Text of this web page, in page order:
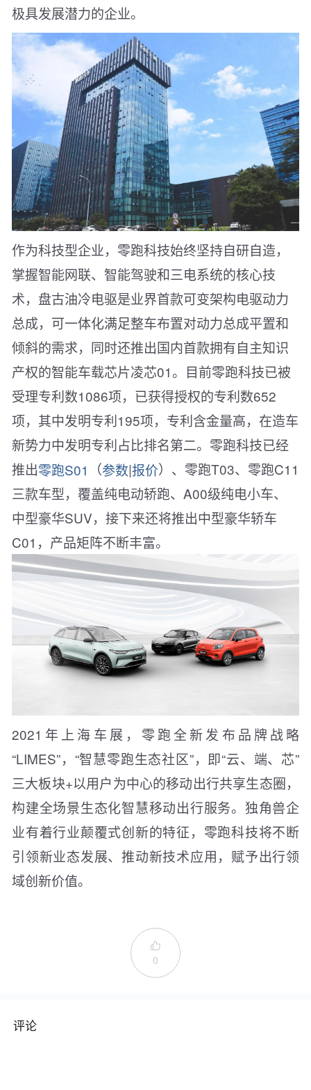
极具发展潜力的企业。
作为科技型企业，零跑科技始终坚持自研自造，
掌握智能网联、智能驾驶和三电系统的核心技
术，盘古油冷电驱是业界首款可变架构电驱动力
总成，可一体化满足整车布置对动力总成平置和
倾斜的需求，同时还推出国内首款拥有自主知识
产权的智能车载芯片凌芯01。目前零跑科技已被
受理专利数1086项，已获得授权的专利数652
项，其中发明专利195项，专利含金量高，在造车
新势力中发明专利占比排名第二。零跑科技已经
推出零跑S01 （参数|报价）、零跑T03、零跑C11
三款车型，覆盖纯电动轿跑、A00级纯电小车、
中型豪华SUV，接下来还将推出中型豪华轿车
C01，产品矩阵不断丰富。
2021年上海车展，零跑全新发布品牌战略
“LIMES”，“智慧零跑生态社区”，即“云、端、芯”
三大板块+以用户为中心的移动出行共享生态圈，
构建全场景生态化智慧移动出行服务。独角兽企
业有着行业颠覆式创新的特征，零跑科技将不断
引领新业态发展、推动新技术应用，赋予出行领
域创新价值。

0
评论